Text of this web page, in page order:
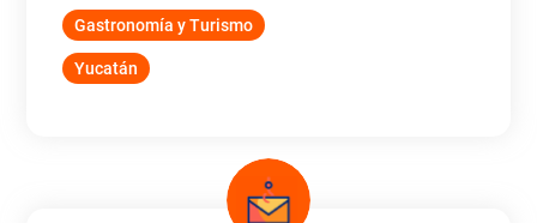
Gastronomía y Turismo
Yucatán